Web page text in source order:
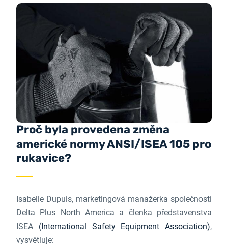
Proč byla provedena změna
americké normy ANSI/ISEA 105 pro
rukavice?
Isabelle Dupuis, marketingová manažerka společnosti
Delta Plus North America a členka představenstva
ISEA (International Safety Equipment Association),
vysvětluje: